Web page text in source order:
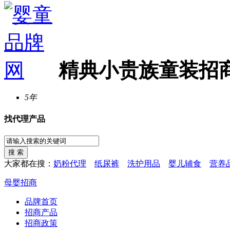
精典小贵族童装招
5年
找代理产品
大家都在搜： 奶粉代理 纸尿裤 洗护用品 婴儿辅食 营养
母婴招商
品牌首页
招商产品
招商政策